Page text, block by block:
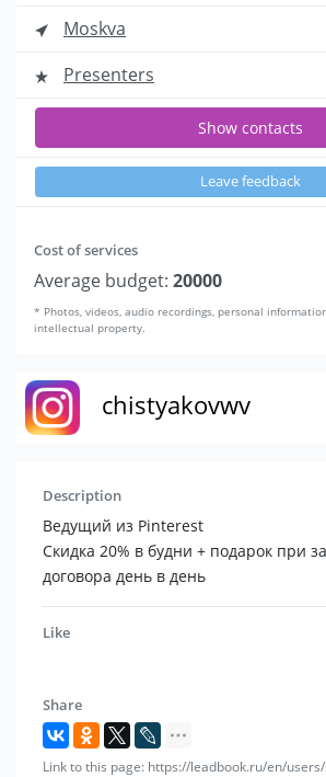
Moskva
Presenters
Show contacts
Leave feedback
Cost of services
Average budget: 20000
* Photos, videos, audio recordings, personal
intellectual property.
chistyakovwv
Description
Ведущий из Pinterest
Скидка 20% в будни + подарок при
договора день в день
Like
Share
Link to this page: https://leadbook.ru/en/